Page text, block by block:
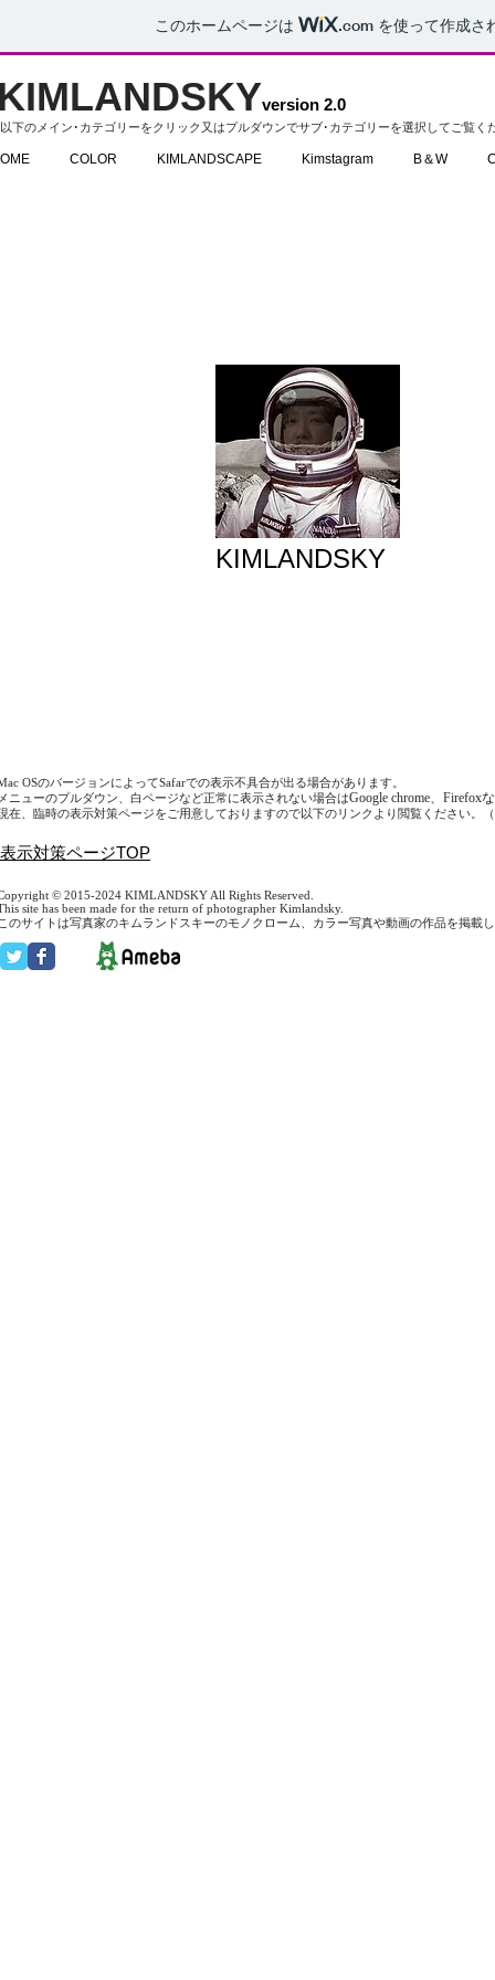
このホームページは .comを使って作成さ
version 2.0
以下のメイン･カテゴリーをクリック又はプルダウンでサブ･カテゴリーを選択してご覧く
COLOR KIMLANDSCAPE Kimstagram B＆W
KIMLANDSKY
OSのバージョンによってSafarでの表示不具合が出る場合があります。
ニューのプルダウン、白ページなど正常に表示されない場合はGoogle chrome、Firefox
在、臨時の表示対策ページをご用意しておりますので以下のリンクより閲覧ください。
表示対策ページTOP
© 2015-2024 KIMLANDSKY All Rights Reserved.
site has been made for the return of photographer Kimlandsky.
のサイトは写真家のキムランドスキーのモノクローム、カラー写真や動画の作品を掲載